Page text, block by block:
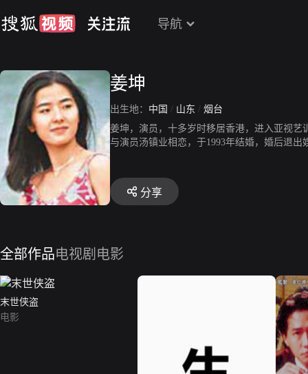
导航
姜坤
出生地： 中国 / 山东 / 烟台
姜坤，演员，十多岁时移居香港，进入亚视艺
与演员汤镇业相恋，于1993年结婚，婚后退出
分享
全部作品电视剧 电影
末世侠盗
电影